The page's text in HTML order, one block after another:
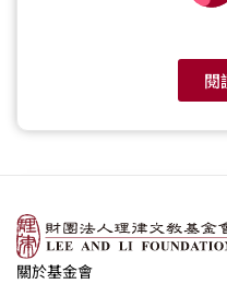
閱
關於基金會